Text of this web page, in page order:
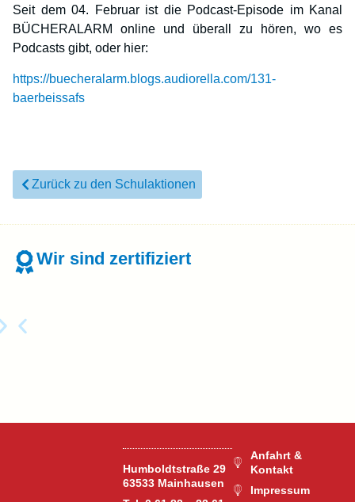
Seit dem 04. Februar ist die Podcast-Episode im Kanal
BÜCHERALARM online und überall zu hören, wo es
Podcasts gibt, oder hier:
https://buecheralarm.blogs.audiorella.com/131-
baerbeissafs
Zurück zu den Schulaktionen
Wir sind zertifiziert
Humboldtstraße 29
63533 Mainhausen
Anfahrt &
Kontakt
Impressum